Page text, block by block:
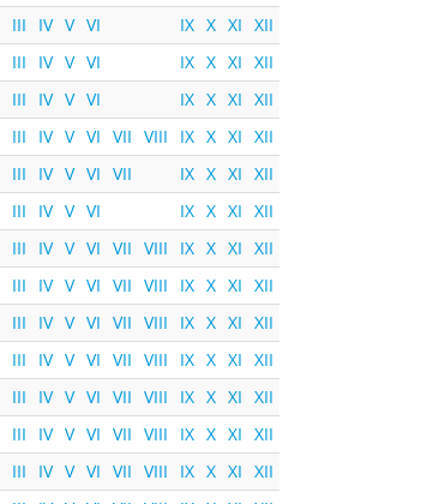
III IV V VI IX X XI XII
III IV V VI IX X XI XII
III IV V VI IX X XI XII
III IV V VI VII VIII IX X XI XII
III IV V VI VII IX X XI XII
III IV V VI IX X XI XII
III IV V VI VII VIII IX X XI XII
III IV V VI VII VIII IX X XI XII
III IV V VI VII VIII IX X XI XII
III IV V VI VII VIII IX X XI XII
III IV V VI VII VIII IX X XI XII
III IV V VI VII VIII IX X XI XII
III IV V VI VII VIII IX X XI XII